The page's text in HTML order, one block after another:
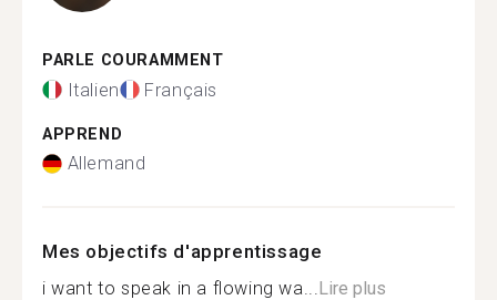
PARLE COURAMMENT
Italien Français
APPREND
Allemand
Mes objectifs d'apprentissage
i want to speak in a flowing wa...Lire plus